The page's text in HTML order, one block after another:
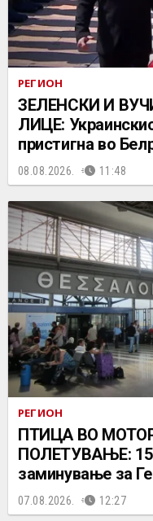
РЕГИОН
ЗЕЛЕНСКИ И
ЛИЦЕ:
пристигна во
08.08.2026. 11:48
РЕГИОН
ПТИЦА ВО
ПОЛЕТУВАЊЕ:
заминување за
07.08.2026. 12:27